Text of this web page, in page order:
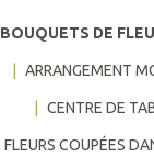
BOUQUETS DE
ARRANGEMENT
CENTRE DE
FLEURS COUPÉES